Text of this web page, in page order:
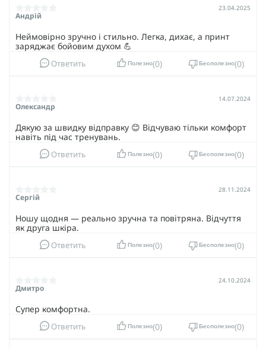
Андрій
23.04.2025
Неймовірно зручно і стильно. Легка, дихає, а принт
заряджає бойовим духом 💪
Ответить Полезно 0 Бесполезно 0
Олександр
14.07.2024
Дякую за швидку відправку 😊 Відчуваю тільки комфорт
навіть під час тренувань.
Ответить Полезно 0 Бесполезно 0
Сергій
28.11.2024
Ношу щодня — реально зручна та повітряна. Відчуття
як друга шкіра.
Ответить Полезно 0 Бесполезно 0
Дмитро
24.10.2024
Супер комфортна.
Ответить Полезно 0 Бесполезно 0